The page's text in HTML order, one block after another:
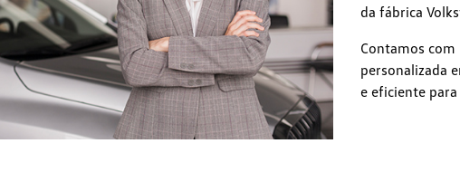
da fábrica
Contamos com
personalizada
e eficiente